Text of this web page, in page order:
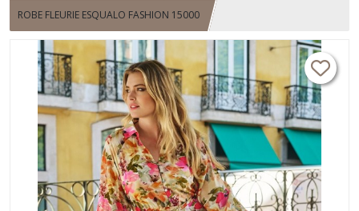
ROBE FLEURIE ESQUALO FASHION 15000